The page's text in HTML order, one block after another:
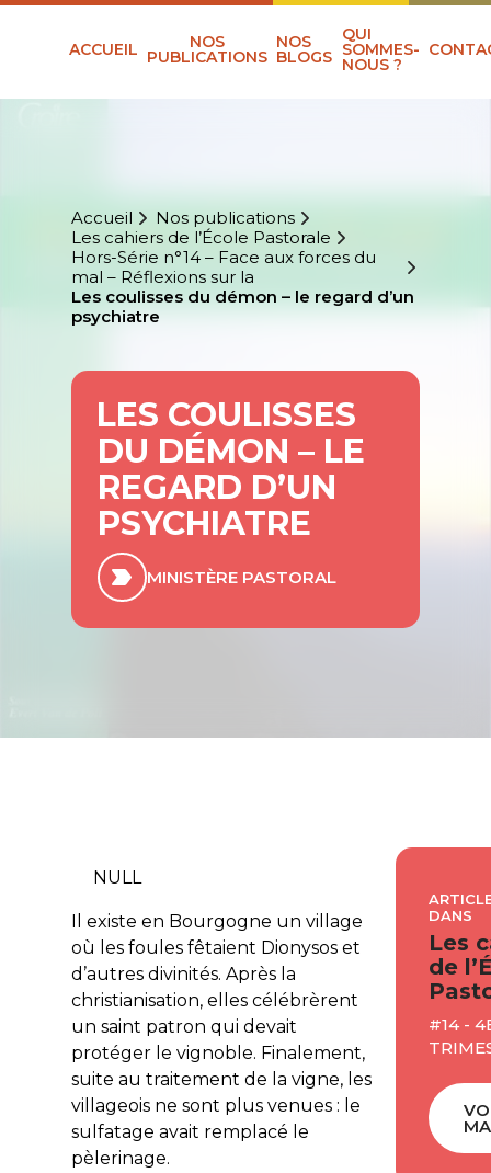
ACCUEIL NOS
PUBLICATIONS
NOS
BLOGS
QUI
SOMMES-
NOUS ?
Accueil
Nos publications
Les cahiers de l’École Pastorale
Hors-Série n°14 – Face aux forces du
mal – Réflexions sur la
Les coulisses du démon – le regard d’un
psychiatre
LES COULISSES
DU DÉMON – LE
REGARD D’UN
PSYCHIATRE
MINISTÈRE PASTORAL
NULL
Il existe en Bourgogne un village
où les foules fêtaient Dionysos et
d’autres divinités. Après la
christianisation, elles célébrèrent
un saint patron qui devait
protéger le vignoble. Finalement,
suite au traitement de la vigne, les
villageois ne sont plus venues : le
sulfatage avait remplacé le
pèlerinage.
DANS
Les
de
#14 -